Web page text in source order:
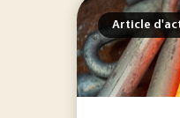
Article